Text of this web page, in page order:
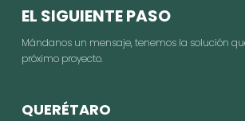
EL SIGUIENTE PASO
Mándanos un mensaje, tenemos la solución
próximo proyecto.
QUERÉTARO